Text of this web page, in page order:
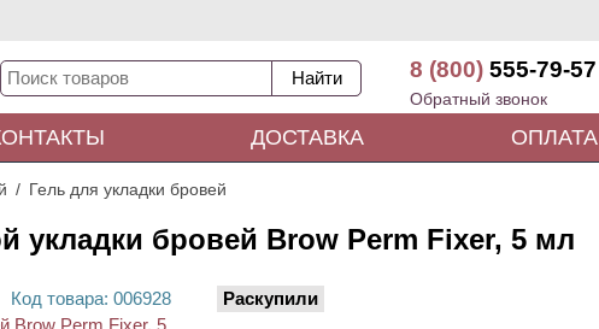
8 (800) 555-79-57
Обратный звонок
ДОСТАВКА ОПЛАТА
Гель для укладки бровей
укладки бровей Brow Perm Fixer, 5 мл
Код товара: 006928 Раскупили